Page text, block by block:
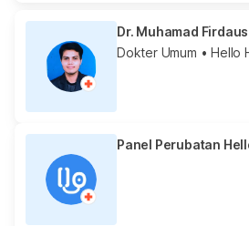
Dr. Muhamad
Dokter Umum • Hello
Panel Perubatan